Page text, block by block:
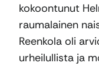
kokoontunut
raumalainen
Reenkola oli
urheilullista ja